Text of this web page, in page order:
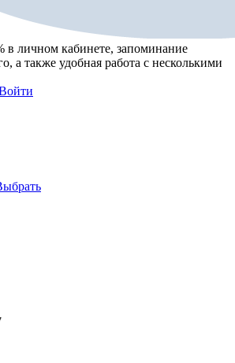
в личном кабинете, запоминание
, а также удобная работа с несколькими